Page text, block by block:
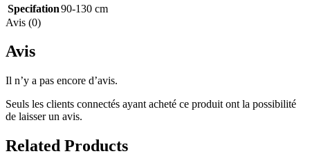
Specifation90-130 cm
Avis (0)
Avis
Il n’y a pas encore d’avis.
Seuls les clients connectés ayant acheté ce produit ont la possibilité
de laisser un avis.
Related Products